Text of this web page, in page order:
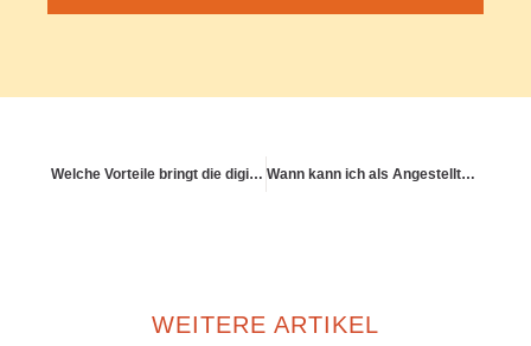
Welche Vorteile bringt die digitale Patientenakte langfristig? Wann kann ich als Angestellter in die PKV wechseln?
WEITERE ARTIKEL